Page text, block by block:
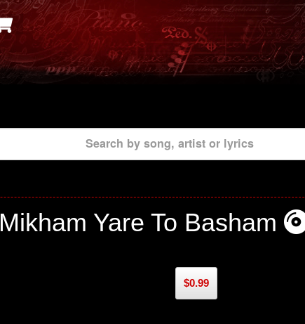
Search by song, artist or lyrics
Mikham Yare To Basham
$0.99